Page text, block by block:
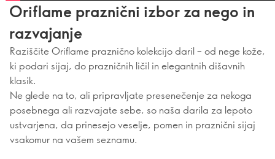
Oriflame praznični izbor za nego in
razvajanje
Raziščite Oriflame praznično kolekcijo daril – od nege kože,
ki podari sijaj, do prazničnih ličil in elegantnih dišavnih
klasik.
Ne glede na to, ali pripravljate presenečenje za nekoga
posebnega ali razvajate sebe, so naša darila za lepoto
ustvarjena, da prinesejo veselje, pomen in praznični sijaj
vsakomur na vašem seznamu.